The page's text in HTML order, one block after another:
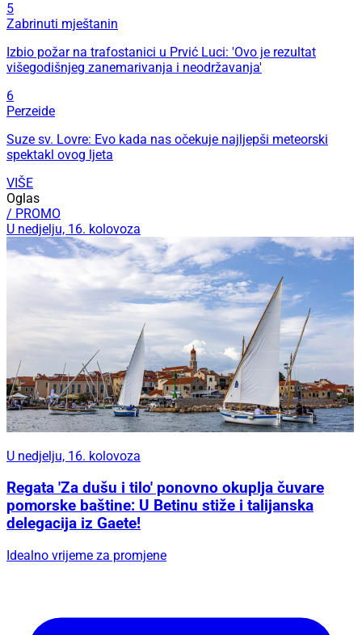
5
Zabrinuti mještanin
Izbio požar na trafostanici u Prvić Luci: 'Ovo je rezultat
višegodišnjeg zanemarivanja i neodržavanja'
6
Perzeide
Suze sv. Lovre: Evo kada nas očekuje najljepši meteorski
spektakl ovog ljeta
VIŠE
Oglas
/ PROMO
U nedjelju, 16. kolovoza
U nedjelju, 16. kolovoza
Regata 'Za dušu i tilo' ponovno okuplja čuvare
pomorske baštine: U Betinu stiže i talijanska
delegacija iz Gaete!
Idealno vrijeme za promjene